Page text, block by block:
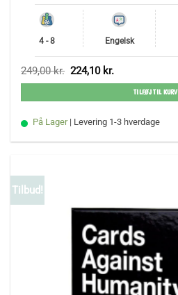
4 - 8 Engelsk
249,00kr. Den
oprindelige
pris
249,00 kr..
224,10 kr.
aktuelle
pris
224,10 kr..
TILFØJ TIL KURV
På Lager | Levering 1-3 hverdage
Tilbud!